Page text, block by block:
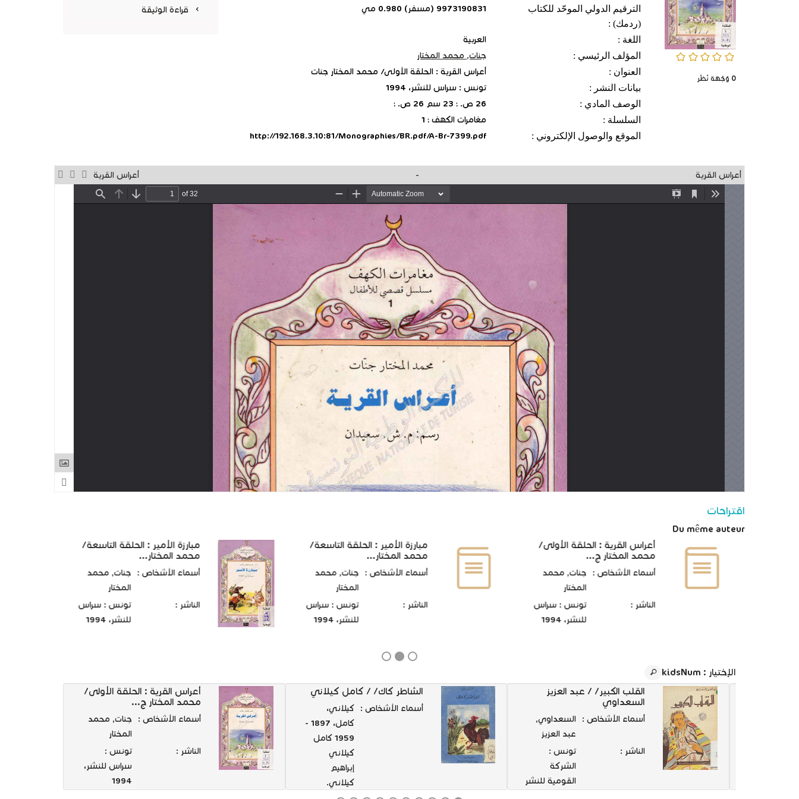
0/5
0 وُجْهَة نَظَر
الترقيم الدولي الموحّد للكتاب
(ردمك) :
9973190831 (مسفر) 0.980 مي
اللغة :
العربية
المؤلف الرئيسي :
جنات, محمد المختار
العنوان :
أعراس القرية : الحلقة الأولى/ محمد المختار جنات
بيانات النشر :
تونس : سراس للنشر، 1994
الوصف المادي :
26 ص. ؛ 23 سم 26 ص. ؛
السلسلة :
مغامرات الكهف ؛ 1
الموقع والوصول الإلكتروني :
http://192.168.3.10:81/Monographies/BR.pdf/A-Br-7399.pdf
قراءة الوثيقة
أعراس القرية - أعراس القرية
اقتراحات
Du même auteur
مبارزة الأمير : الحلقة التاسعة/
محمد المختار...
أسماء الأشخاص :
جنات, محمد
المختار
الناشر :
تونس : سراس
للنشر، 1994
أعراس القرية : الحلقة الأولى/
محمد المختار ج...
أسماء الأشخاص :
جنات, محمد
المختار
الناشر :
تونس : سراس
للنشر، 1994
مبارزة الأمير : الحلقة التاسعة/
محمد المختار...
أسماء الأشخاص :
جنات, محمد
المختار
الناشر :
تونس : سراس
للنشر، 1994
الإختيار : kidsNum
أعراس القرية : الحلقة الأولى/
محمد المختار ج...
أسماء الأشخاص :
جنات, محمد
المختار
الناشر :
تونس :
سراس للنشر،
1994
الشاطر كاك/ / كامل كيلاني
أسماء الأشخاص :
كيلاني،
كامل، 1897 -
1959 كامل
كيلاني
إبراهيم
كيلاني.
القلب الكبير/ / عبد العزيز
السعداوي
أسماء الأشخاص :
السعداوي,
عبد العزيز
الناشر :
تونس :
الشركة
القومية للنشر